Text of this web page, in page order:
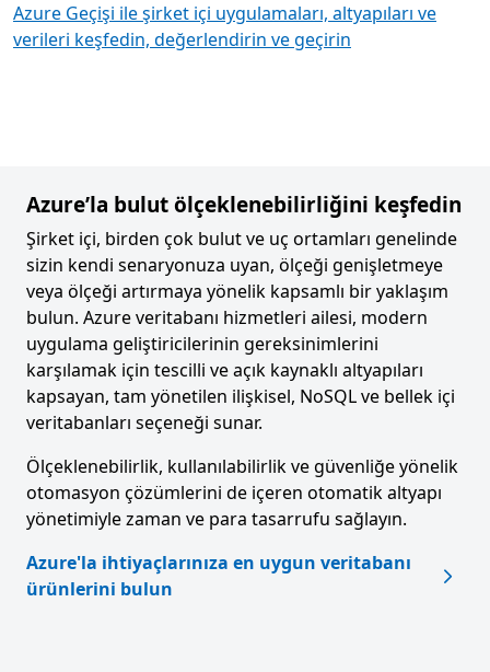
Azure Geçişi ile şirket içi uygulamaları, altyapıları ve
verileri keşfedin, değerlendirin ve geçirin
Azure’la bulut ölçeklenebilirliğini keşfedin
Şirket içi, birden çok bulut ve uç ortamları genelinde
sizin kendi senaryonuza uyan, ölçeği genişletmeye
veya ölçeği artırmaya yönelik kapsamlı bir yaklaşım
bulun. Azure veritabanı hizmetleri ailesi, modern
uygulama geliştiricilerinin gereksinimlerini
karşılamak için tescilli ve açık kaynaklı altyapıları
kapsayan, tam yönetilen ilişkisel, NoSQL ve bellek içi
veritabanları seçeneği sunar.
Ölçeklenebilirlik, kullanılabilirlik ve güvenliğe yönelik
otomasyon çözümlerini de içeren otomatik altyapı
yönetimiyle zaman ve para tasarrufu sağlayın.
Azure'la ihtiyaçlarınıza en uygun veritabanı
ürünlerini bulun